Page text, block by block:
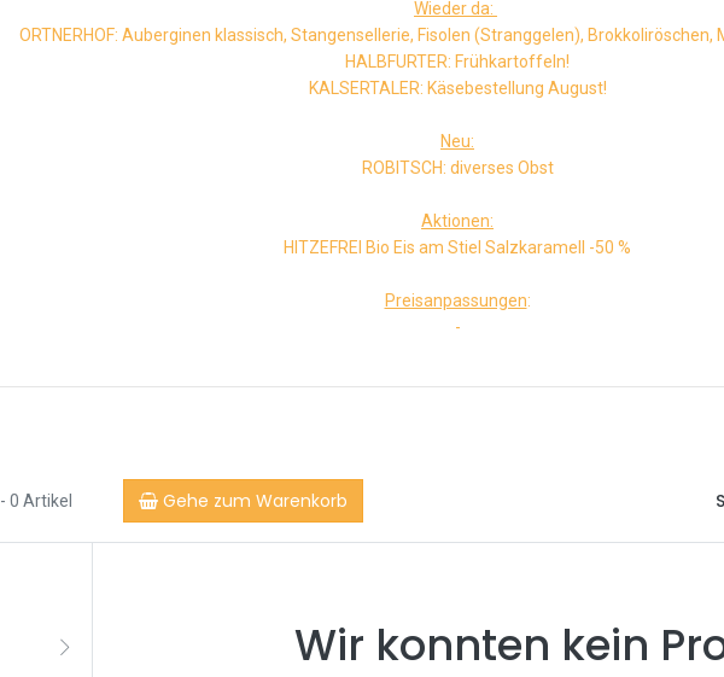
Wieder da:
ORTNERHOF: Auberginen klassisch, Stangensellerie, Fisolen (Stranggelen), Brokkoliröschen,
HALBFURTER: Frühkartoffeln!
KALSERTALER: Käsebestellung August!
Neu:
ROBITSCH: diverses Obst
Aktionen:
HITZEFREI Bio Eis am Stiel Salzkaramell -50 %
Preisanpassungen:
-
- 0 Artikel Gehe zum Warenkorb
Wir konnten kein